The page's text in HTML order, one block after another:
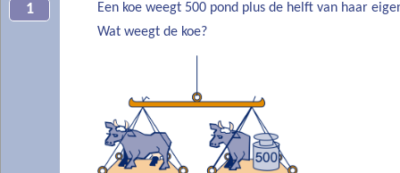
1
Een koe weegt 500 pond plus de helft van haar
Wat weegt de koe?